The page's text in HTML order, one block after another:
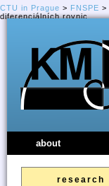
CTU in Prague > FNSPE >
diferenciálních rovnic
about
research